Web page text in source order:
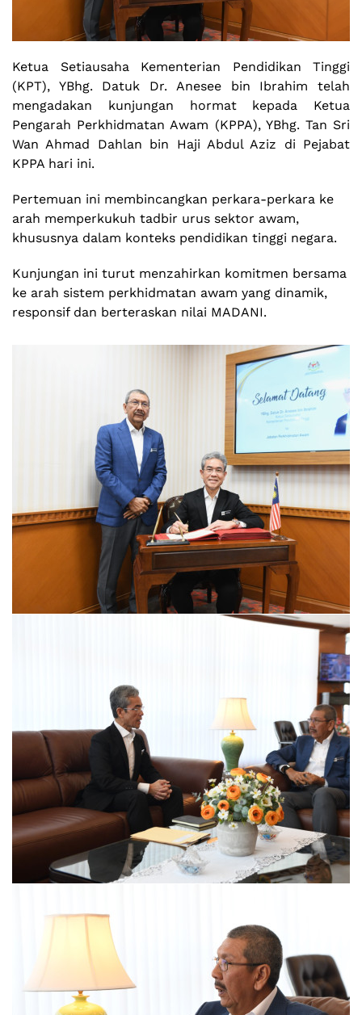
Ketua Setiausaha Kementerian Pendidikan Tinggi
(KPT), YBhg. Datuk Dr. Anesee bin Ibrahim telah
mengadakan kunjungan hormat kepada Ketua
Pengarah Perkhidmatan Awam (KPPA), YBhg. Tan Sri
Wan Ahmad Dahlan bin Haji Abdul Aziz di Pejabat
KPPA hari ini.
Pertemuan ini membincangkan perkara-perkara ke
arah memperkukuh tadbir urus sektor awam,
khususnya dalam konteks pendidikan tinggi negara.
Kunjungan ini turut menzahirkan komitmen bersama
ke arah sistem perkhidmatan awam yang dinamik,
responsif dan berteraskan nilai MADANI.